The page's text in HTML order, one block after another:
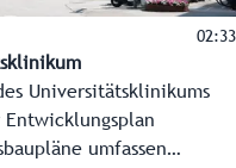
02:33
Universitätsklinikums
umfassen